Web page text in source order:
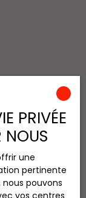
PRIVÉE
NOUS
une
pertinente
pouvons
vos centres